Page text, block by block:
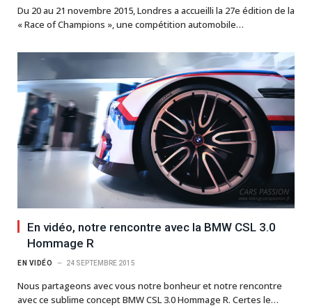
Du 20 au 21 novembre 2015, Londres a accueilli la 27e édition de la
« Race of Champions », une compétition automobile…
En vidéo, notre rencontre avec la BMW CSL 3.0
Hommage R
EN VIDÉO 24 SEPTEMBRE 2015
Nous partageons avec vous notre bonheur et notre rencontre
avec ce sublime concept BMW CSL 3.0 Hommage R. Certes le…